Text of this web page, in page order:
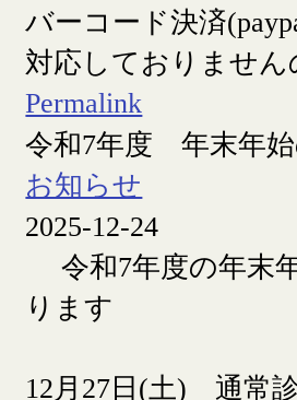
バーコード決済
対応しておりませ
Permalink
令和7年度 年末年
お知らせ
2025-12-24
令和7年度の年末
ります
12月27日(土) 通常